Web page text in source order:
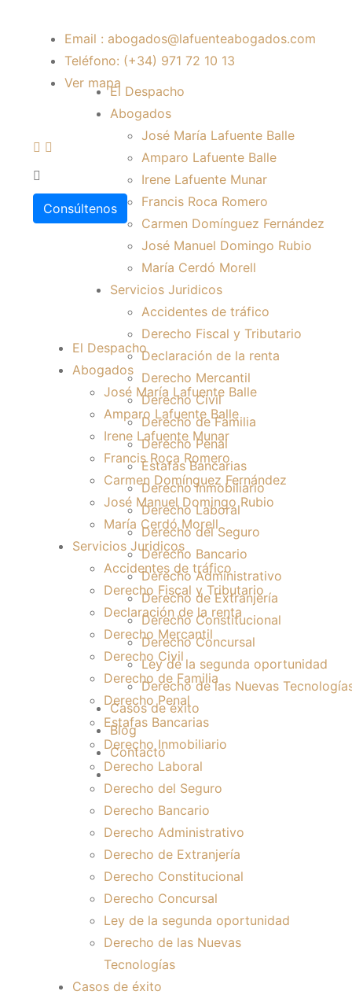
Email : abogados@lafuenteabogados.com
Teléfono: (+34) 971 72 10 13
Ver mapa
Consúltenos
El Despacho
Abogados
José María Lafuente Balle
Amparo Lafuente Balle
Irene Lafuente Munar
Francis Roca Romero
Carmen Domínguez Fernández
José Manuel Domingo Rubio
María Cerdó Morell
Servicios Juridicos
Accidentes de tráfico
Derecho Fiscal y Tributario
Declaración de la renta
Derecho Mercantil
Derecho Civil
Derecho de Familia
Derecho Penal
Estafas Bancarias
Derecho Inmobiliario
Derecho Laboral
Derecho del Seguro
Derecho Bancario
Derecho Administrativo
Derecho de Extranjería
Derecho Constitucional
Derecho Concursal
Ley de la segunda oportunidad
Derecho de las Nuevas
Tecnologías
Casos de éxito
El Despacho
Abogados
José María Lafuente Balle
Amparo Lafuente Balle
Irene Lafuente Munar
Francis Roca Romero
Carmen Domínguez Fernández
José Manuel Domingo Rubio
María Cerdó Morell
Servicios Juridicos
Accidentes de tráfico
Derecho Fiscal y Tributario
Declaración de la renta
Derecho Mercantil
Derecho Civil
Derecho de Familia
Derecho Penal
Estafas Bancarias
Derecho Inmobiliario
Derecho Laboral
Derecho del Seguro
Derecho Bancario
Derecho Administrativo
Derecho de Extranjería
Derecho Constitucional
Derecho Concursal
Ley de la segunda oportunidad
Derecho de las Nuevas
Casos de éxito
Blog
Contacto